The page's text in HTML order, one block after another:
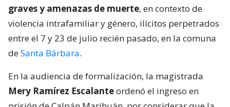
graves y amenazas de muerte, en contexto de
violencia intrafamiliar y género, ilícitos perpetrados
entre el 7 y 23 de julio recién pasado, en la comuna
deSanta Bárbara.
En la audiencia de formalización, la magistrada
Mery Ramírez Escalanteordenó el ingreso en